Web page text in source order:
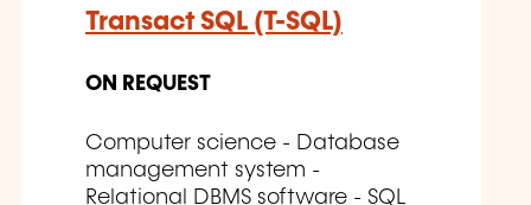
Transact SQL (T-SQL)
ON REQUEST
Computer science - Database
management system -
Relational DBMS software - SQL